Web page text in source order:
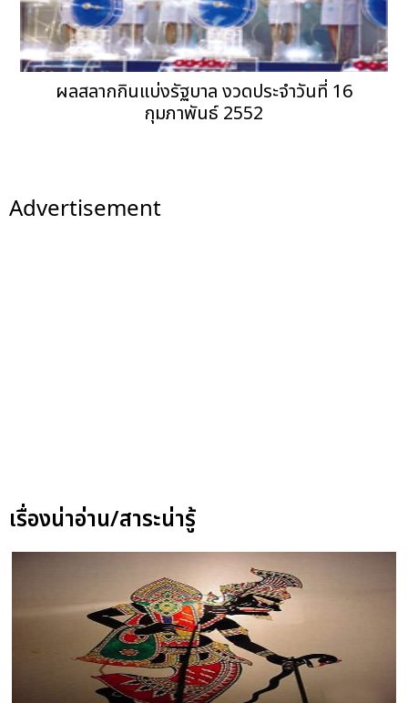
ผลสลากกินแบ่งรัฐบาล งวดประจำวันที่ 16
กุมภาพันธ์ 2552
Advertisement
เรื่องน่าอ่าน/สาระน่ารู้